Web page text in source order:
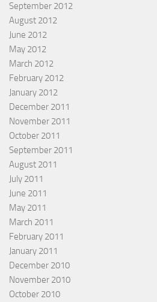
September 2012
August 2012
June 2012
May 2012
March 2012
February 2012
January 2012
December 2011
November 2011
October 2011
September 2011
August 2011
July 2011
June 2011
May 2011
March 2011
February 2011
January 2011
December 2010
November 2010
October 2010